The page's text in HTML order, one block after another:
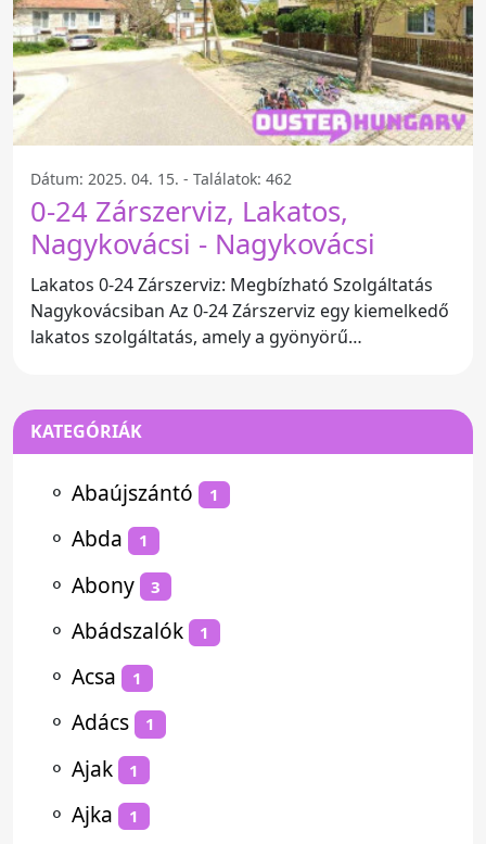
Dátum: 2025. 04. 15. - Találatok: 462
0-24 Zárszerviz, Lakatos,
Nagykovácsi - Nagykovácsi
Lakatos 0-24 Zárszerviz: Megbízható Szolgáltatás
Nagykovácsiban Az 0-24 Zárszerviz egy kiemelkedő
lakatos szolgáltatás, amely a gyönyörű
KATEGÓRIÁK
⚬ Abaújszántó 1
⚬ Abda 1
⚬ Abony 3
⚬ Abádszalók 1
⚬ Acsa 1
⚬ Adács 1
⚬ Ajak 1
⚬ Ajka 1